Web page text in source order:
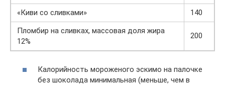
«Киви со сливками»
140
Пломбир на сливках, массовая доля жира
12%
200
Калорийность мороженого эскимо на палочке
без шоколада минимальная (меньше, чем в